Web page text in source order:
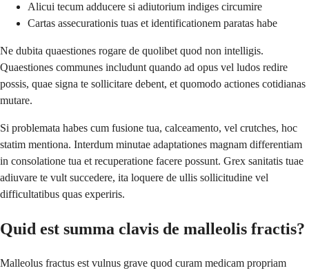
Alicui tecum adducere si adiutorium indiges circumire
Cartas assecurationis tuas et identificationem paratas habe
Ne dubita quaestiones rogare de quolibet quod non intelligis.
Quaestiones communes includunt quando ad opus vel ludos redire
possis, quae signa te sollicitare debent, et quomodo actiones cotidianas
mutare.
Si problemata habes cum fusione tua, calceamento, vel crutches, hoc
statim mentiona. Interdum minutae adaptationes magnam differentiam
in consolatione tua et recuperatione facere possunt. Grex sanitatis tuae
adiuvare te vult succedere, ita loquere de ullis sollicitudine vel
difficultatibus quas experiris.
Quid est summa clavis de malleolis fractis?
Malleolus fractus est vulnus grave quod curam medicam propriam